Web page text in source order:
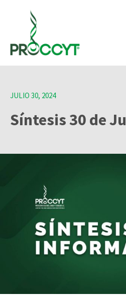
JULIO 30, 2024
Síntesis 30 de